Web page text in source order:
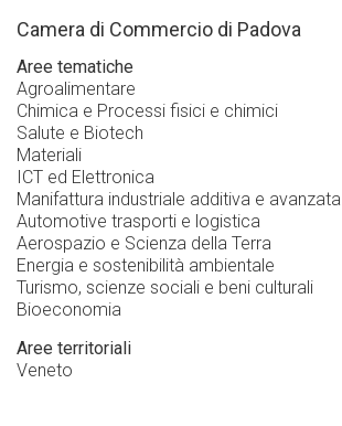
Camera di Commercio di Padova
Aree tematiche
Agroalimentare
Chimica e Processi fisici e chimici
Salute e Biotech
Materiali
ICT ed Elettronica
Manifattura industriale additiva e avanzata
Automotive trasporti e logistica
Aerospazio e Scienza della Terra
Energia e sostenibilità ambientale
Turismo, scienze sociali e beni culturali
Bioeconomia
Aree territoriali
Veneto